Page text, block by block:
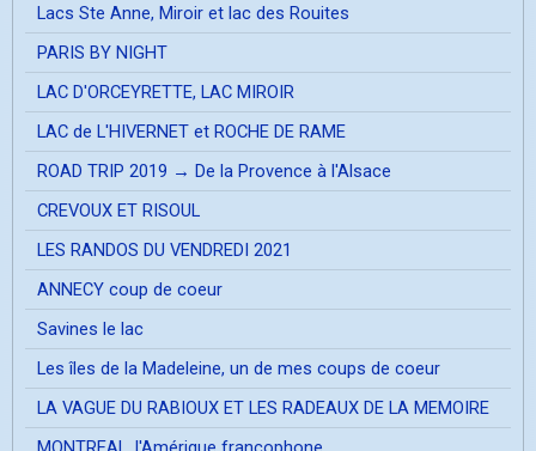
Lacs Ste Anne, Miroir et lac des Rouites
PARIS BY NIGHT
LAC D'ORCEYRETTE, LAC MIROIR
LAC de L'HIVERNET et ROCHE DE RAME
ROAD TRIP 2019 → De la Provence à l'Alsace
CREVOUX ET RISOUL
LES RANDOS DU VENDREDI 2021
ANNECY coup de coeur
Savines le lac
Les îles de la Madeleine, un de mes coups de coeur
LA VAGUE DU RABIOUX ET LES RADEAUX DE LA MEMOIRE